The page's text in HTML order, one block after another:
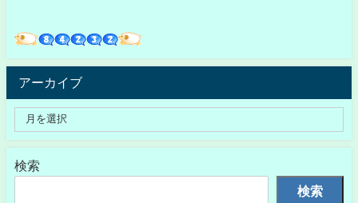
アーカイブ
検索
検索